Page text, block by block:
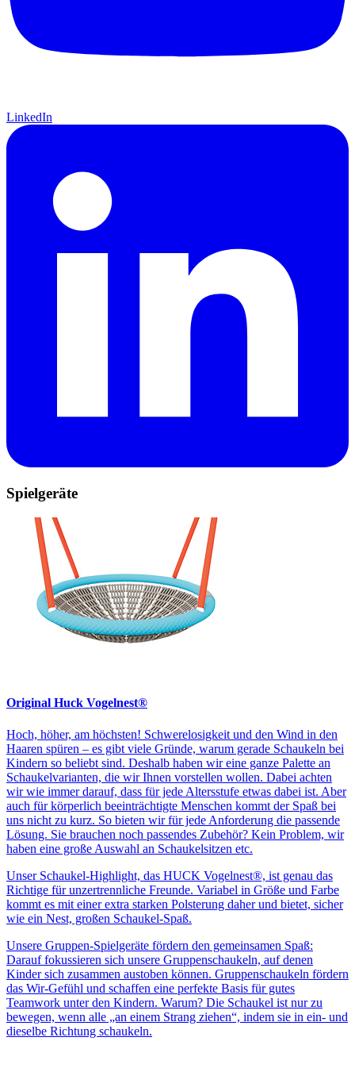
LinkedIn
Spielgeräte
Original Huck Vogelnest®
Hoch, höher, am höchsten! Schwerelosigkeit und den Wind in den
Haaren spüren – es gibt viele Gründe, warum gerade Schaukeln bei
Kindern so beliebt sind. Deshalb haben wir eine ganze Palette an
Schaukelvarianten, die wir Ihnen vorstellen wollen. Dabei achten
wir wie immer darauf, dass für jede Altersstufe etwas dabei ist. Aber
auch für körperlich beeinträchtigte Menschen kommt der Spaß bei
uns nicht zu kurz. So bieten wir für jede Anforderung die passende
Lösung. Sie brauchen noch passendes Zubehör? Kein Problem, wir
haben eine große Auswahl an Schaukelsitzen etc.
Unser Schaukel-Highlight, das HUCK Vogelnest®, ist genau das
Richtige für unzertrennliche Freunde. Variabel in Größe und Farbe
kommt es mit einer extra starken Polsterung daher und bietet, sicher
wie ein Nest, großen Schaukel-Spaß.
Unsere Gruppen-Spielgeräte fördern den gemeinsamen Spaß:
Darauf fokussieren sich unsere Gruppenschaukeln, auf denen
Kinder sich zusammen austoben können. Gruppenschaukeln fördern
das Wir-Gefühl und schaffen eine perfekte Basis für gutes
Teamwork unter den Kindern. Warum? Die Schaukel ist nur zu
bewegen, wenn alle „an einem Strang ziehen“, indem sie in ein- und
dieselbe Richtung schaukeln.